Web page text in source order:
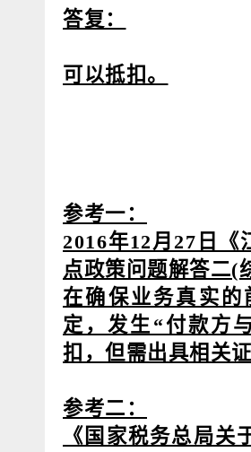
答复：
可以抵扣。
参考一：
2016年12月27日
点政策问题解答二(
在确保业务真实
定，发生“付款方
扣，但需出具相关证
参考二：
《国家税务总局